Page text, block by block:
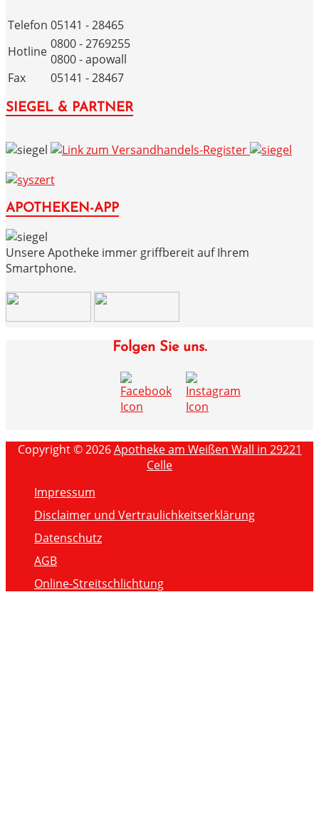
Telefon 05141 - 28465
Hotline 0800 - 2769255
0800 - apowall
Fax
05141 - 28467
SIEGEL & PARTNER
APOTHEKEN-APP
Unsere Apotheke immer griffbereit auf Ihrem
Smartphone.
Folgen Sie uns.
Copyright © 2026Apotheke am Weißen Wall in 29221
Celle
Impressum
Disclaimer und Vertraulichkeitserklärung
Datenschutz
AGB
Online-Streitschlichtung